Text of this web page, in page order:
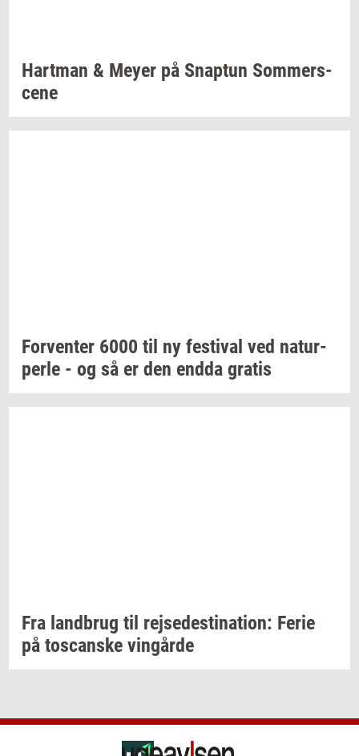
Hart­man & Meyer på Snap­tun Som­mer­s­
ce­ne
For­ven­ter 6000 til ny festi­val ved na­tur­
per­le - og så er den endda gra­tis
Fra land­brug til rej­se­desti­na­tion: Ferie
på toscan­ske vin­går­de